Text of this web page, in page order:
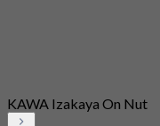
KAWA Izakaya On Nut